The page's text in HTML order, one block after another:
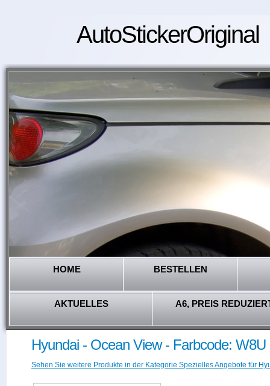
AutoStickerOriginal
HOME BESTELLEN
AKTUELLES A6, PREIS
Hyundai - Ocean View - Farbcode: W8U
Sehen Sie weitere Produkte in der Kategorie Spezielles Angebote für